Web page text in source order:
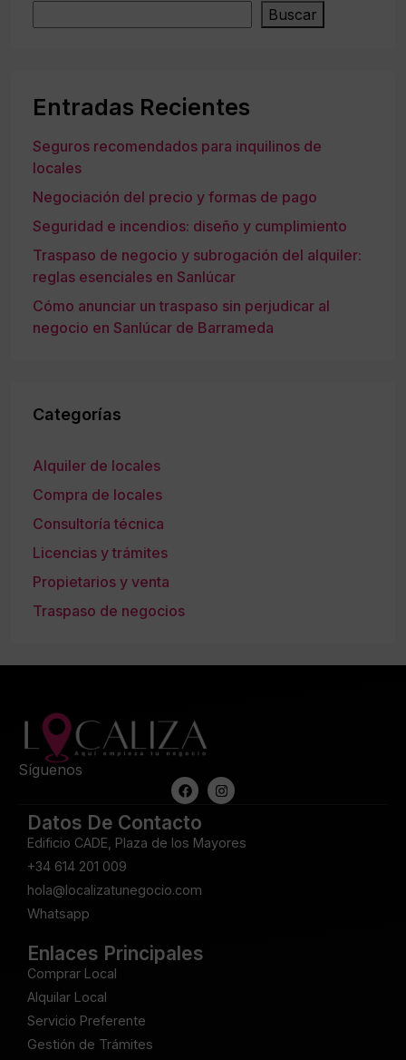
Buscar
Entradas Recientes
Seguros recomendados para inquilinos de
locales
Negociación del precio y formas de pago
Seguridad e incendios: diseño y cumplimiento
Traspaso de negocio y subrogación del alquiler:
reglas esenciales en Sanlúcar
Cómo anunciar un traspaso sin perjudicar al
negocio en Sanlúcar de Barrameda
Categorías
Alquiler de locales
Compra de locales
Consultoría técnica
Licencias y trámites
Propietarios y venta
Traspaso de negocios
Síguenos
Datos De Contacto
Edificio CADE, Plaza de los Mayores
+34 614 201 009
hola@localizatunegocio.com
Whatsapp
Enlaces Principales
Comprar Local
Alquilar Local
Servicio Preferente
Gestión de Trámites